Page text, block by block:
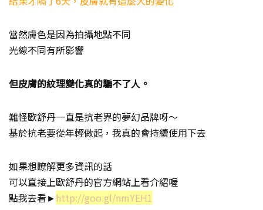
當然膚色是因為拍攝地點不同
光線不同有所影響
但皮膚的紋理變化真的騙不了人。
難怪歐舒丹一直是抗老界的夢幻品牌呀～
基於抗老要從年輕做起，我真的會持續使用下去
如果想瞭解更多資訊的話
可以直接上歐舒丹的官方網站上看介紹喔
點我去看► http://goo.gl/nmYEH1